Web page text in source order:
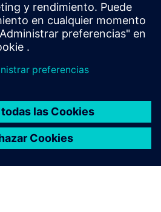
sistemas antiguos;